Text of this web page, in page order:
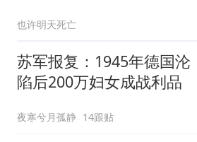
也许明天死亡
苏军报复：1945年德国沦
陷后200万妇女成战利品
夜寒兮月孤静 14跟贴